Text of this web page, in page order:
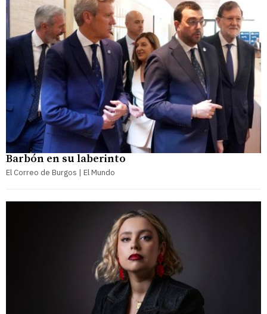
Barbón en su laberinto
El Correo de Burgos | El Mundo